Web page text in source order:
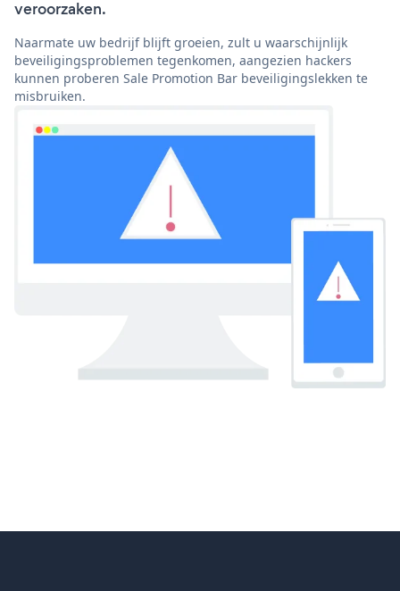
veroorzaken.
Naarmate uw bedrijf blijft groeien, zult u waarschijnlijk
beveiligingsproblemen tegenkomen, aangezien hackers
kunnen proberen Sale Promotion Bar beveiligingslekken te
misbruiken.